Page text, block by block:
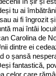
tu ai
ai fi îngrozit
mai întâi
Carolina de
dintre ei
o șansă
fantastică,